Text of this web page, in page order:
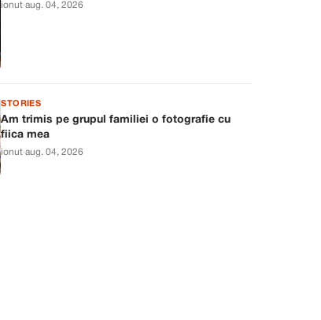
ionut·aug. 04, 2026
STORIES
Am trimis pe grupul familiei o fotografie cu
fiica mea
ionut·aug. 04, 2026